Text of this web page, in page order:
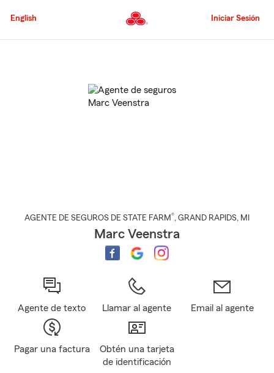
al
principal
English Iniciar Sesión
AGENTE DE SEGUROS DE STATE FARM®, GRAND RAPIDS, MI
Marc Veenstra
Agente de texto Llamar al agente Email al agente
Pagar una factura
Obtén una tarjeta
de identificación